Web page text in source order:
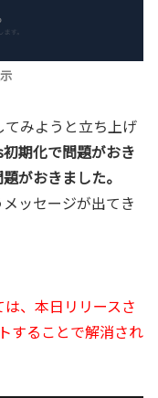
てみようと立ち上げ
期化で問題がおき
がおきました。
メッセージが出てき
、本日リリースさ
することで解消され